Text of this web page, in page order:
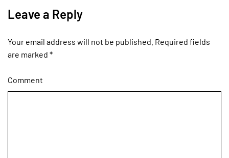
Leave a Reply
Your email address will not be published. Required fields
are marked *
Comment